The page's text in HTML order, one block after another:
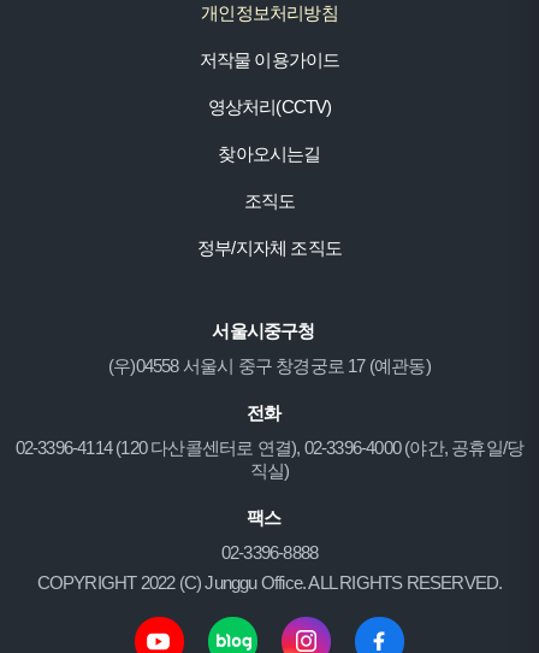
개인정보처리방침
저작물 이용가이드
영상처리(CCTV)
찾아오시는길
조직도
정부/지자체 조직도
서울시중구청
(우)04558 서울시 중구 창경궁로 17 (예관동)
전화
02-3396-4114 (120 다산콜센터로 연결), 02-3396-4000 (야간, 공휴일/당
직실)
팩스
02-3396-8888
COPYRIGHT 2022 (C) Junggu Office. ALL RIGHTS RESERVED.